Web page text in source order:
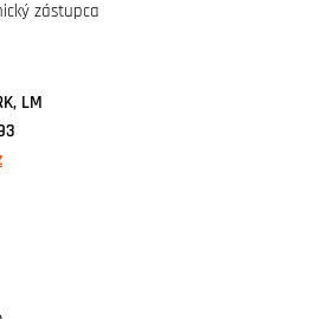
zástupca
LM